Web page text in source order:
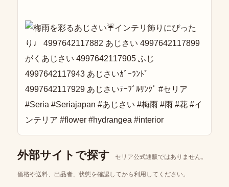
外部サイトで探す セリア公式通販ではありません。
価格や送料、出品者、状態を確認してから利用してください。